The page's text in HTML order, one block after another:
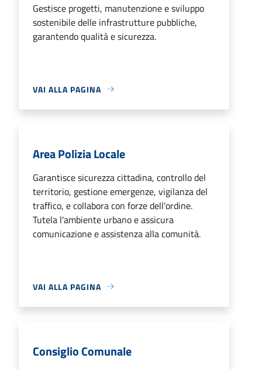
Gestisce progetti, manutenzione e sviluppo
sostenibile delle infrastrutture pubbliche,
garantendo qualità e sicurezza.
VAI ALLA PAGINA
Area Polizia Locale
Garantisce sicurezza cittadina, controllo del
territorio, gestione emergenze, vigilanza del
traffico, e collabora con forze dell'ordine.
Tutela l'ambiente urbano e assicura
comunicazione e assistenza alla comunità.
VAI ALLA PAGINA
Consiglio Comunale